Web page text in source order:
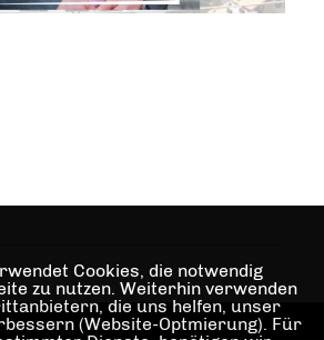
Cookies, die notwendig
zu nutzen. Weiterhin verwenden
die uns helfen, unser
(Website-Optmierung). Für